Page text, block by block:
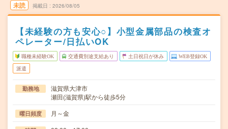
未読 掲載日 2026/08/05
【未経験の方も安心○】小型金属部品の検査オ
ペレーター/日払いOK
職種未経験OK 交通費別途支給あり 土日祝日が休み WEB登録OK
派遣
勤務地
滋賀県大津市
瀬田(滋賀県)駅から徒歩5分
曜日頻度 月～金